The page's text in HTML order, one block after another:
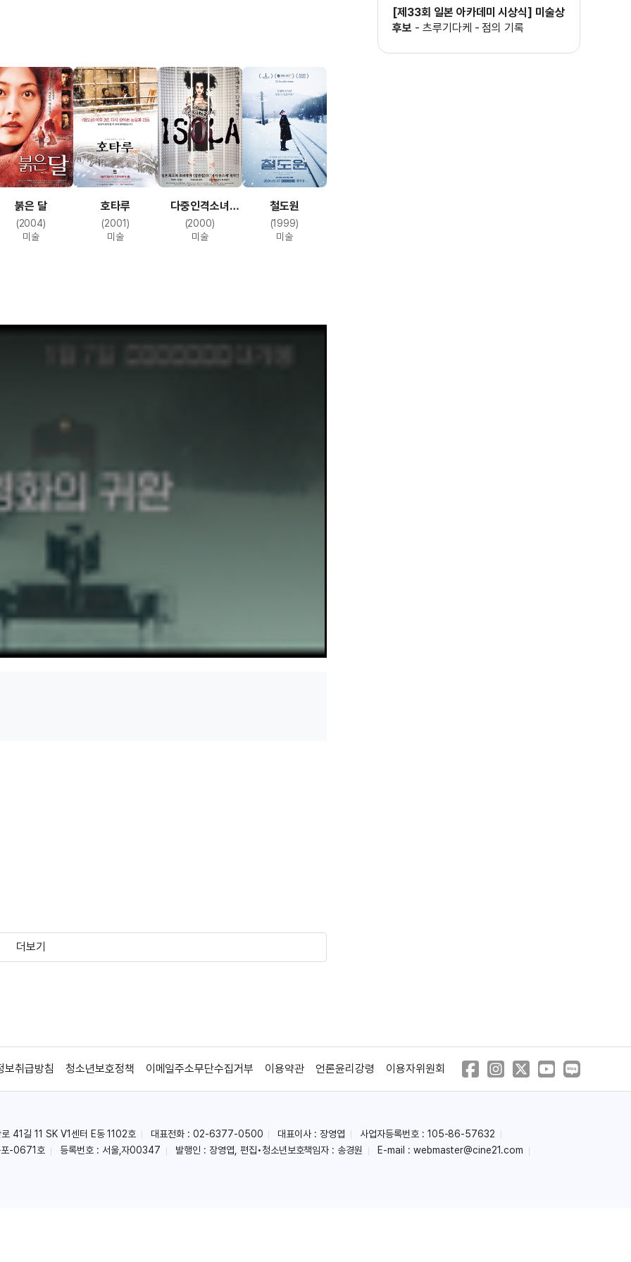
붉은 달
(2004)
미술
호타루
(2001)
미술
다중인격소녀
ISOLA
(2000)
미술
철도원
(1999)
미술
더보기
[제33회 일본 아카데미 시상식] 미술상
후보 - 츠루기다케 - 점의 기록
보취급방침 청소년보호정책 이메일주소무단수집거부 이용약관 언론윤리강령 이용자위원회
41길 11 SK V1센터 E동 1102호 대표전화 : 02-6377-0500 대표이사 : 장영엽
사업자등록번호 : 105-86-57632
포-0671호
등록번호 : 서울,자00347 발행인 : 장영엽, 편집•청소년보호책임자 : 송경원 E-mail : webmaster@cine21.com